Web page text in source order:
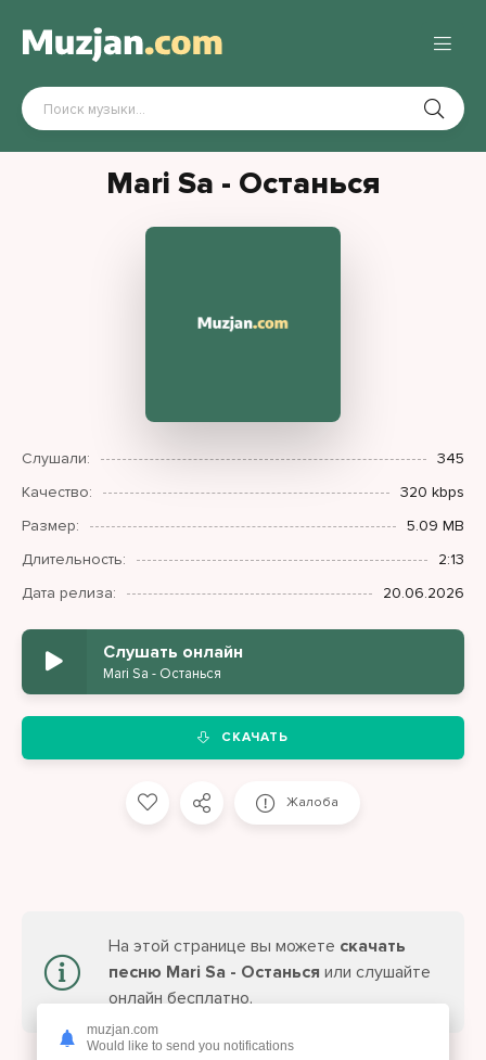
Mari Sa - Останься
Слушали:
345
Качество:
320 kbps
Размер:
5.09 MB
Длительность:
2:13
Дата релиза:
20.06.2026
Слушать онлайн
Mari Sa - Останься
СКАЧАТЬ
Жалоба
На этой странице вы можете скачать
песню Mari Sa - Останься или слушайте
онлайн бесплатно.
muzjan.com
Would like to send you notifications